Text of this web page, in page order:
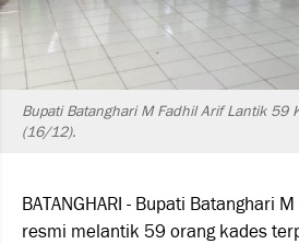
Bupati Batanghari M Fadhil Arif Lantik 59
(16/12).
BATANGHARI - Bupati Batanghari
resmi melantik 59 orang kades